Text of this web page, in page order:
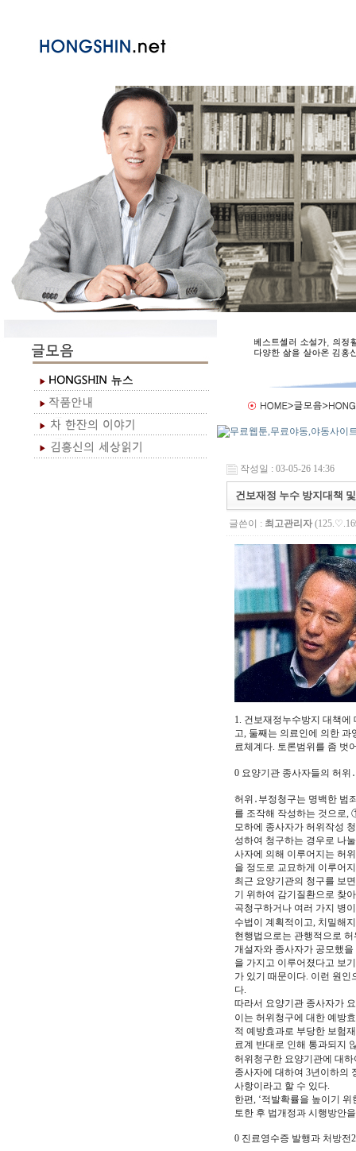
작성일 : 03-05-26 14:36
건보재정 누수 방지대책
글쓴이 : 최고관리자
1. 건보재정누수방지 대책에
고, 둘째는 의료인에 의한 과
료체계다. 토론범위를 좀 벗
0 요양기관 종사자들의 허위
허위․부정청구는 명백한 범
를 조작해 작성하는 것으로,
모하에 종사자가 허위작성
성하여 청구하는 경우로 나
사자에 의해 이루어지는 허
을 정도로 교묘하게 이루어
최근 요양기관의 청구를 보
기 위하여 감기질환으로 찾
곡청구하거나 여러 가지 병
수법이 계획적이고, 치밀해
현행법으로는 관행적으로
개설자와 종사자가 공모했
을 가지고 이루어졌다고 보
가 있기 때문이다. 이런 원
다.
따라서 요양기관 종사자가
이는 허위청구에 대한 예방
적 예방효과로 부당한 보험
료계 반대로 인해 통과되지
허위청구한 요양기관에 대
종사자에 대하여 3년이하의
사항이라고 할 수 있다.
한편, ‘적발확률을 높이기
토한 후 법개정과 시행방안
0 진료영수증 발행과 처방전